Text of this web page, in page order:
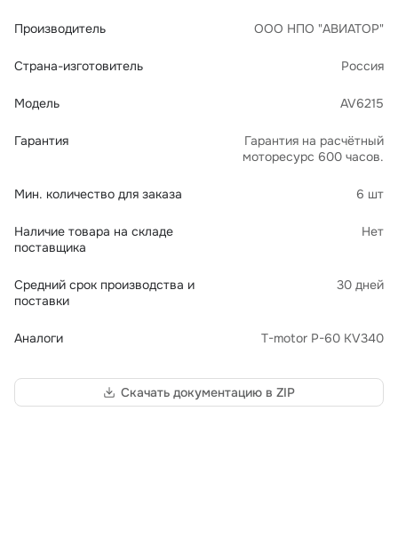
Производитель ООО НПО "АВИАТОР"
Страна-изготовитель Россия
Модель AV6215
Гарантия
Гарантия на расчётный
моторесурс 600 часов.
Мин. количество для заказа 6 шт
Наличие товара на складе
поставщика
Нет
Средний срок производства и
поставки
30 дней
Аналоги T-motor P-60 KV340
Скачать документацию в ZIP